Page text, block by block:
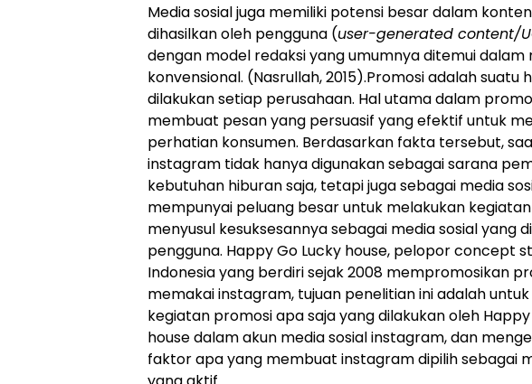
Media sosial juga memiliki potensi besar dalam
dihasilkan oleh pengguna (user-generated content/
dengan model redaksi yang umumnya ditemui dalam
konvensional. (Nasrullah, 2015).Promosi adalah suatu
dilakukan setiap perusahaan. Hal utama dalam
membuat pesan yang persuasif yang efektif untuk
perhatian konsumen. Berdasarkan fakta tersebut,
instagram tidak hanya digunakan sebagai sarana
kebutuhan hiburan saja, tetapi juga sebagai media
mempunyai peluang besar untuk melakukan kegiatan
menyusul kesuksesannya sebagai media sosial yang
pengguna. Happy Go Lucky house, pelopor concept
Indonesia yang berdiri sejak 2008 mempromosikan
memakai instagram, tujuan penelitian ini adalah
kegiatan promosi apa saja yang dilakukan oleh Happy
house dalam akun media sosial instagram, dan
faktor apa yang membuat instagram dipilih sebagai